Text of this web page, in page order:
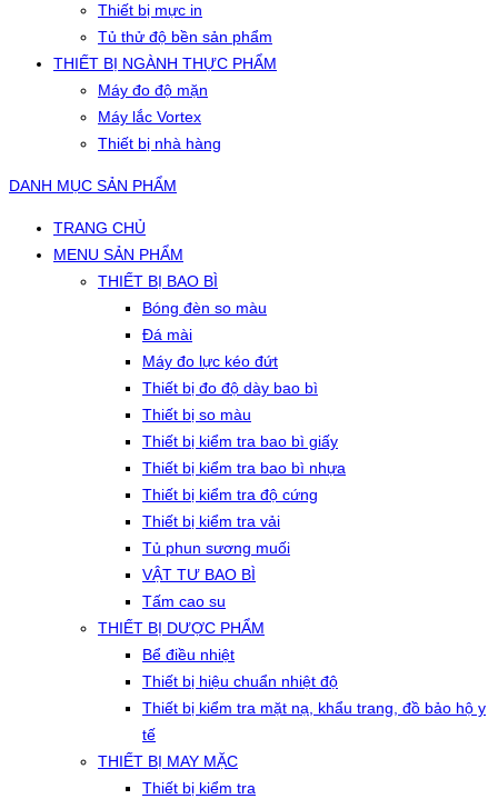
Thiết bị mực in
Tủ thử độ bền sản phẩm
THIẾT BỊ NGÀNH THỰC PHẨM
Máy đo độ mặn
Máy lắc Vortex
Thiết bị nhà hàng
DANH MỤC SẢN PHẨM
TRANG CHỦ
MENU SẢN PHẨM
THIẾT BỊ BAO BÌ
Bóng đèn so màu
Đá mài
Máy đo lực kéo đứt
Thiết bị đo độ dày bao bì
Thiết bị so màu
Thiết bị kiểm tra bao bì giấy
Thiết bị kiểm tra bao bì nhựa
Thiết bị kiểm tra độ cứng
Thiết bị kiểm tra vải
Tủ phun sương muối
VẬT TƯ BAO BÌ
Tấm cao su
THIẾT BỊ DƯỢC PHẨM
Bể điều nhiệt
Thiết bị hiệu chuẩn nhiệt độ
Thiết bị kiểm tra mặt nạ, khẩu trang, đồ bảo hộ y
tế
THIẾT BỊ MAY MẶC
Thiết bị kiểm tra